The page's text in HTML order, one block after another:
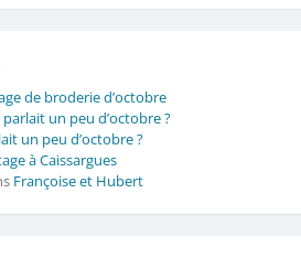
de broderie d’octobre
parlait un peu d’octobre ?
un peu d’octobre ?
à Caissargues
Françoise et Hubert